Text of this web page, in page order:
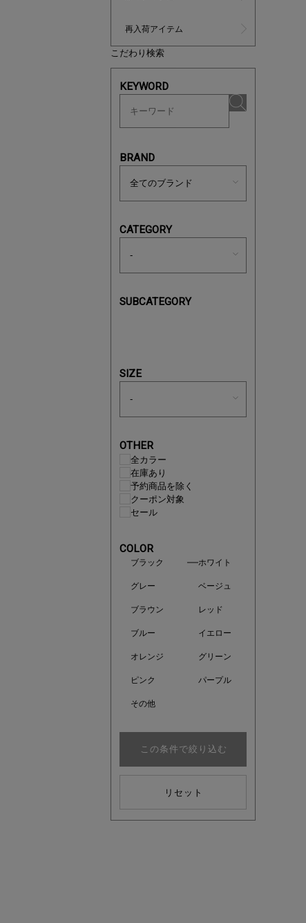
再入荷アイテム
こだわり検索
KEYWORD
BRAND
CATEGORY
SUBCATEGORY
SIZE
OTHER
全カラー
在庫あり
予約商品を除く
クーポン対象
セール
COLOR
ブラック ホワイト
グレー ベージュ
ブラウン レッド
ブルー イエロー
オレンジ グリーン
ピンク パープル
その他
この条件で絞り込む
リセット